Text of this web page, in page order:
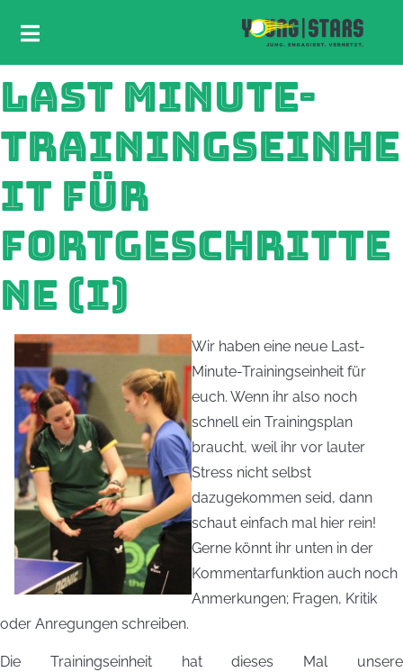
LAST MINUTE-
TRAININGSEINHE
IT FÜR
FORTGESCHRITTE
NE (I)
Wir haben eine neue Last-
Minute-Trainingseinheit für
euch. Wenn ihr also noch
schnell ein Trainingsplan
braucht, weil ihr vor lauter
Stress nicht selbst
dazugekommen seid, dann
schaut einfach mal hier rein!
Gerne könnt ihr unten in der
Kommentarfunktion auch noch
Anmerkungen; Fragen, Kritik
oder Anregungen schreiben.
Die Trainingseinheit hat dieses Mal unsere